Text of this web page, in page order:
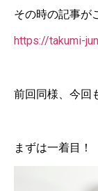
その時の記事が
https://takumi-
前回同様、今回
まずは一着目！